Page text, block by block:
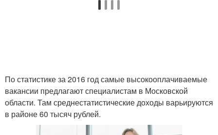
По статистике за 2016 год самые высокооплачиваемые
вакансии предлагают специалистам в Московской
области. Там среднестатистические доходы варьируются
в районе 60 тысяч рублей.